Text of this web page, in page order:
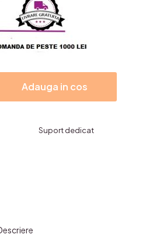
Adauga in cos
Suport dedicat